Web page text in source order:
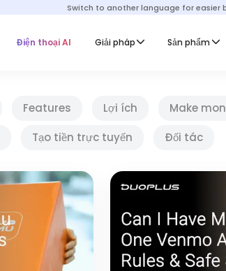
Switch to another language for easier
Điện thoại AI Giải pháp Sản phẩm
Features Lợi ích Make
Tạo tiền trực tuyến Đối tác